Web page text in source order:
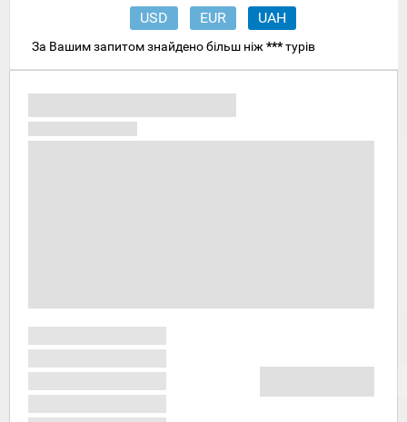
USD EUR UAH
За Вашим запитом знайдено більш ніж ***турів